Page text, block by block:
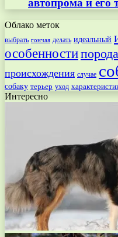
Облако меток
выбрать гончая делать идеальный
особенностипорода
происхождения случае
собаку терьер уход
Интересно